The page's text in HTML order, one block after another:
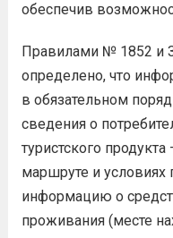
обеспечив
Правилами № 1852 и
определено, что
в обязательном
сведения о
туристского
маршруте и условиях
информацию о
проживания (месте